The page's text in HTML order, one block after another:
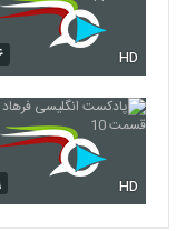
HD
HD